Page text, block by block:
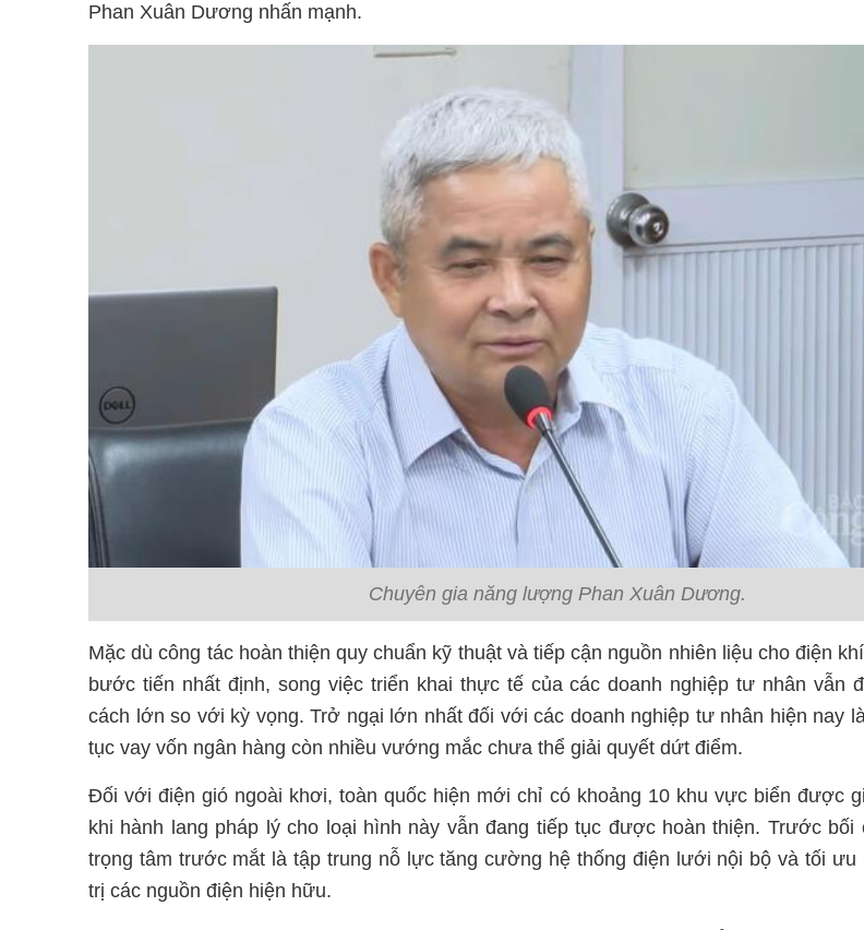
Phan Xuân Dương nhấn mạnh.
Chuyên gia năng lượng Phan Xuân Dương.
Mặc dù công tác hoàn thiện quy chuẩn kỹ thuật và tiếp cận nguồn nhiên liệu cho điện
bước tiến nhất định, song việc triển khai thực tế của các doanh nghiệp tư nhân vẫn
cách lớn so với kỳ vọng. Trở ngại lớn nhất đối với các doanh nghiệp tư nhân hiện nay
tục vay vốn ngân hàng còn nhiều vướng mắc chưa thể giải quyết dứt điểm.
Đối với điện gió ngoài khơi, toàn quốc hiện mới chỉ có khoảng 10 khu vực biển được
khi hành lang pháp lý cho loại hình này vẫn đang tiếp tục được hoàn thiện. Trước bối
trọng tâm trước mắt là tập trung nỗ lực tăng cường hệ thống điện lưới nội bộ và tối ưu
trị các nguồn điện hiện hữu.